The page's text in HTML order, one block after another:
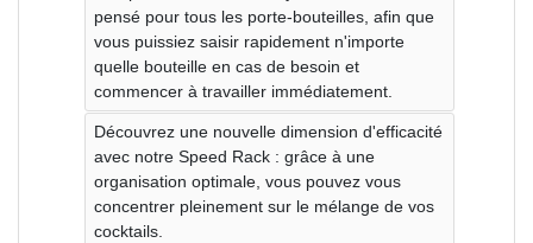
pensé pour tous les porte-bouteilles, afin que
vous puissiez saisir rapidement n'importe
quelle bouteille en cas de besoin et
commencer à travailler immédiatement.
Découvrez une nouvelle dimension d'efficacité
avec notre Speed ​​​​Rack : grâce à une
organisation optimale, vous pouvez vous
concentrer pleinement sur le mélange de vos
cocktails.